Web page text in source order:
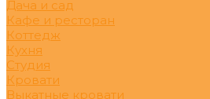
Дача и сад
Кафе и ресторан
Коттедж
Кухня
Студия
Кровати
Выкатные кровати